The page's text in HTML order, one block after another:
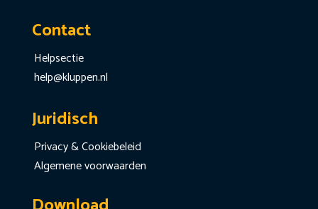
Contact
Helpsectie
help@kluppen.nl
Juridisch
Privacy & Cookiebeleid
Algemene voorwaarden